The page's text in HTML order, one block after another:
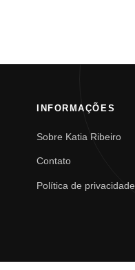
INFORMAÇÕES
Sobre Katia Ribeiro
Contato
Política de privacidade